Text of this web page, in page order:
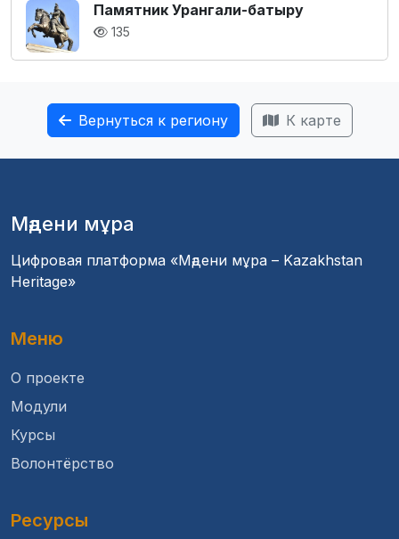
Памятник Урангали-батыру
135
Вернуться к региону К карте
Мәдени мұра
Цифровая платформа «Мәдени мұра – Kazakhstan
Heritage»
Меню
О проекте
Модули
Курсы
Волонтёрство
Ресурсы